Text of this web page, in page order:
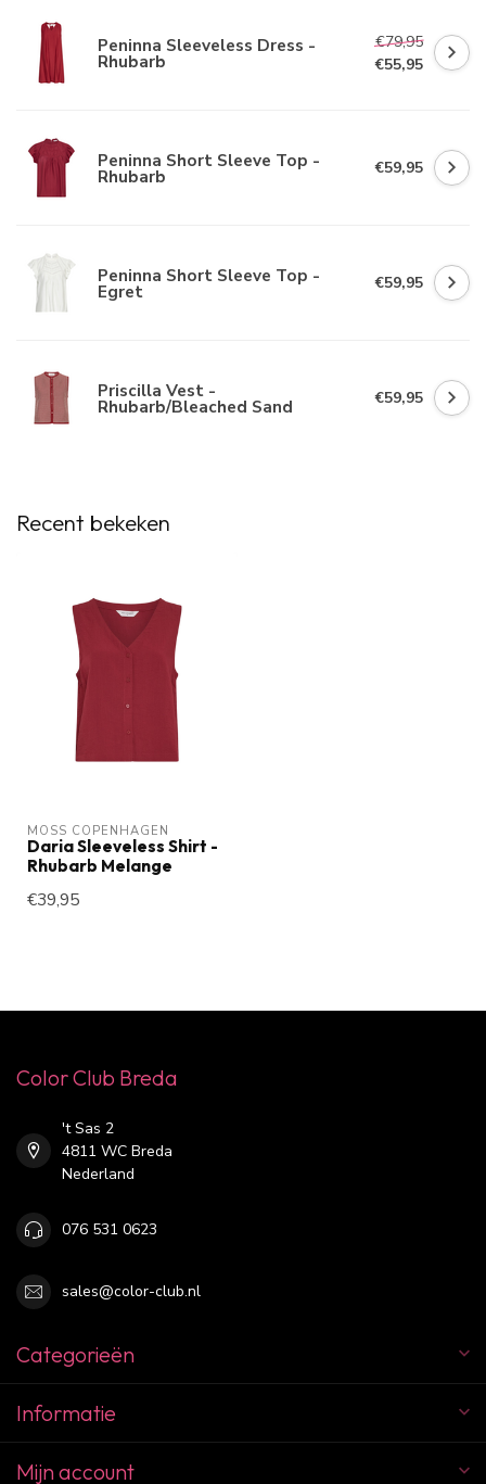
Peninna Sleeveless Dress -
Rhubarb
€79,95
€55,95
Peninna Short Sleeve Top -
Rhubarb €59,95
Peninna Short Sleeve Top -
Egret €59,95
Priscilla Vest -
Rhubarb/Bleached Sand €59,95
Recent bekeken
MOSS COPENHAGEN
Daria Sleeveless Shirt -
Rhubarb Melange
€39,95
Color Club Breda
't Sas 2
4811 WC Breda
Nederland
076 531 0623
sales@color-club.nl
Categorieën
Informatie
Mijn account